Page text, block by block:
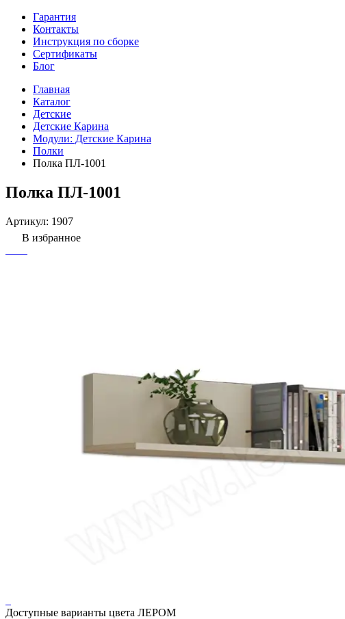
Гарантия
Контакты
Инструкция по сборке
Сертификаты
Блог
Главная
Каталог
Детские
Детские Карина
Модули: Детские Карина
Полки
Полка ПЛ-1001
Полка ПЛ-1001
Артикул: 1907
В избранное
Доступные варианты цвета ЛЕРОМ